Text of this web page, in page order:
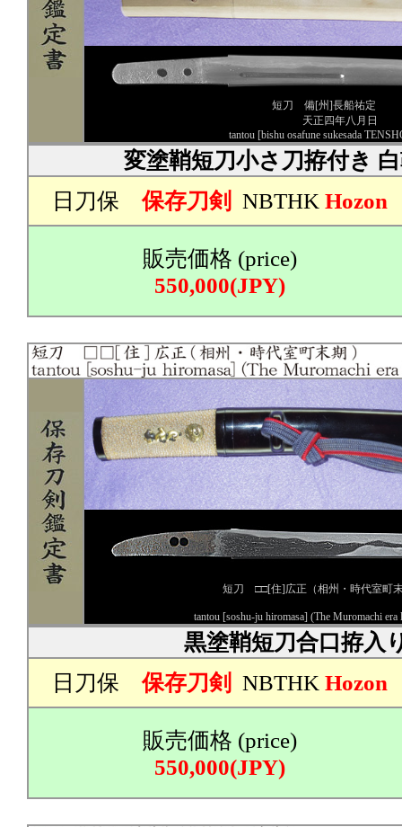
短刀 備[州]長船祐定
天正四年八月日
tantou [bishu osafune sukesada
変塗鞘短刀小さ刀拵付き
日刀保 保存刀剣 NBTHK Hozon
販売価格 (price)
550,000(JPY)
短刀 □□[住]広正（相州・時代室町
tantou [soshu-ju hiromasa] (The Muromachi era
黒塗鞘短刀合口拵入
日刀保 保存刀剣 NBTHK Hozon
販売価格 (price)
550,000(JPY)